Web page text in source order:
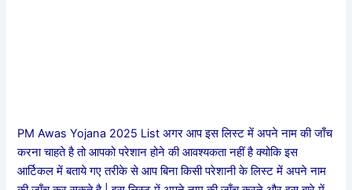
PM Awas Yojana 2025 List अगर आप इस लिस्ट में अपने नाम की जाँच
करना चाहते है तो आपको परेशान होने की आवश्यकता नहीं है क्योकि इस
आर्टिकल में बताये गए तरीके से आप बिना किसी परेशानी के लिस्ट में अपने नाम